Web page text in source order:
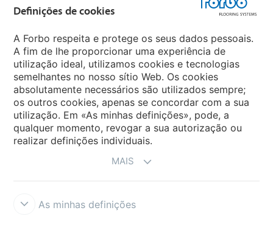
Sites Mundiais
Escolha seu país
Definições de cookies
A Forbo respeita e protege os seus dados pessoais.
A fim de lhe proporcionar uma experiência de
utilização ideal, utilizamos cookies e tecnologias
semelhantes no nosso sítio Web. Os cookies
absolutamente necessários são utilizados sempre;
os outros cookies, apenas se concordar com a sua
utilização. Em «As minhas definições», pode, a
qualquer momento, revogar a sua autorização ou
realizar definições individuais.
MAIS
As minhas definições